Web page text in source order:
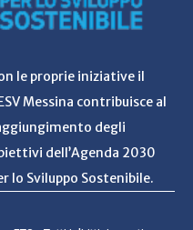
le proprie iniziative il
Messina contribuisce al
degli
dell’Agenda 2030
lo Sviluppo Sostenibile.